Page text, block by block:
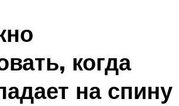
когда
на спину